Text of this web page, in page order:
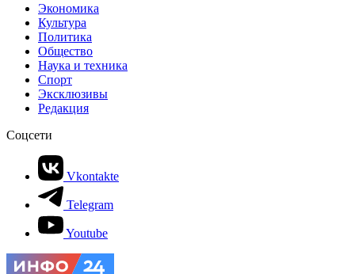
Экономика
Культура
Политика
Общество
Наука и техника
Спорт
Эксклюзивы
Редакция
Соцсети
Vkontakte
Telegram
Youtube